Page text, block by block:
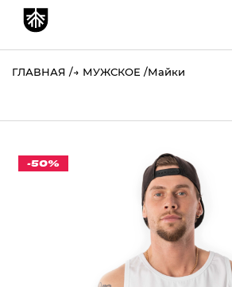
ГЛАВНАЯ → МУЖСКОЕ Майки
-50%